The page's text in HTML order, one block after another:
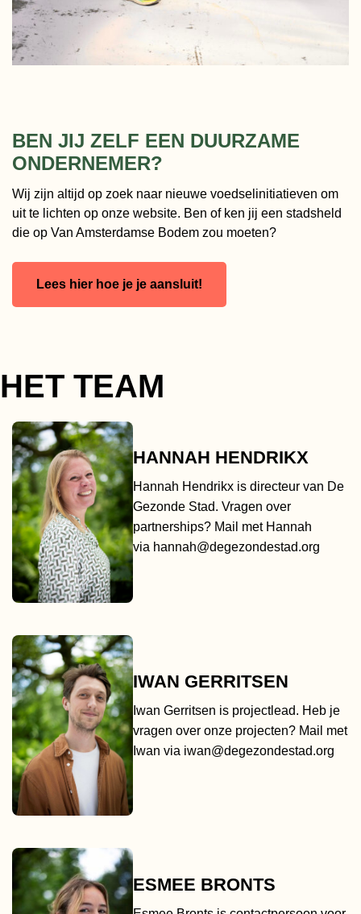
BEN JIJ ZELF EEN DUURZAME
ONDERNEMER?
Wij zijn altijd op zoek naar nieuwe voedselinitiatieven om
uit te lichten op onze website. Ben of ken jij een stadsheld
die op Van Amsterdamse Bodem zou moeten?
Lees hier hoe je je aansluit!
HET TEAM
HANNAH HENDRIKX
Hannah Hendrikx is directeur van De
Gezonde Stad. Vragen over
partnerships? Mail met Hannah
via hannah@degezondestad.org
IWAN GERRITSEN
Iwan Gerritsen is projectlead. Heb je
vragen over onze projecten? Mail met
Iwan via iwan@degezondestad.org
ESMEE BRONTS